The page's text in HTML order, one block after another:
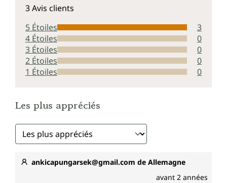
3 Avis clients
5 Étoiles
3
4 Étoiles
0
3 Étoiles
0
2 Étoiles
0
1 Étoiles
0
Les plus appréciés
ankicapungarsek@gmail.com de Allemagne
avant 2 années